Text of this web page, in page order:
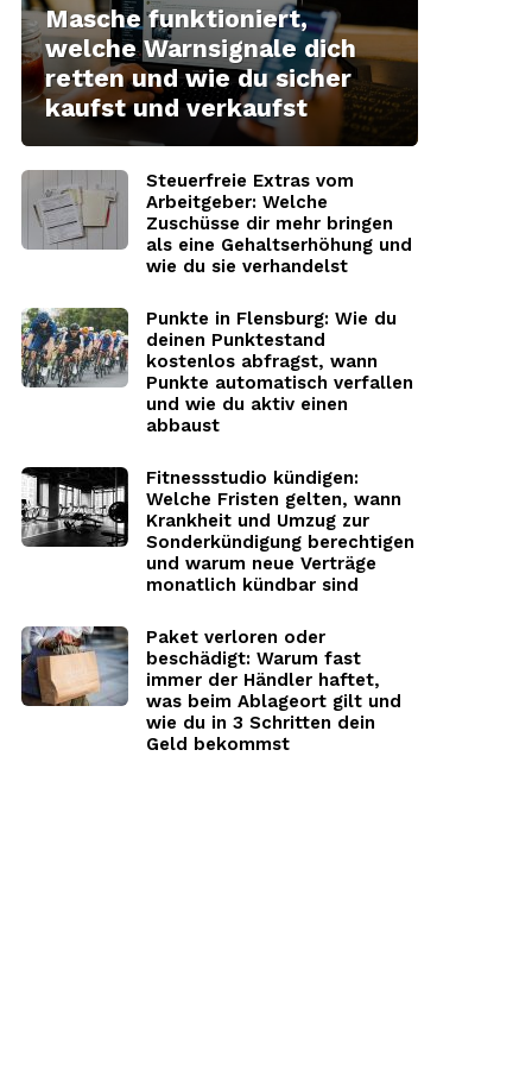
Masche funktioniert,
welche Warnsignale dich
retten und wie du sicher
kaufst und verkaufst
Steuerfreie Extras vom
Arbeitgeber: Welche
Zuschüsse dir mehr bringen
als eine Gehaltserhöhung und
wie du sie verhandelst
Punkte in Flensburg: Wie du
deinen Punktestand
kostenlos abfragst, wann
Punkte automatisch verfallen
und wie du aktiv einen
abbaust
Fitnessstudio kündigen:
Welche Fristen gelten, wann
Krankheit und Umzug zur
Sonderkündigung berechtigen
und warum neue Verträge
monatlich kündbar sind
Paket verloren oder
beschädigt: Warum fast
immer der Händler haftet,
was beim Ablageort gilt und
wie du in 3 Schritten dein
Geld bekommst